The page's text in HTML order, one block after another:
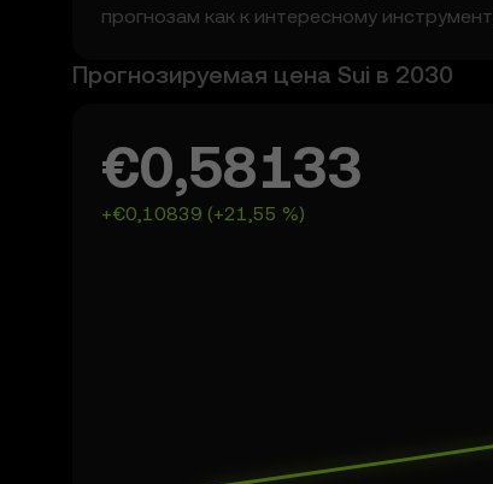
прогнозам как к интересному
Прогнозируемая цена Sui в 2030
€0,58133
+€0,10839 (+21,55 %)